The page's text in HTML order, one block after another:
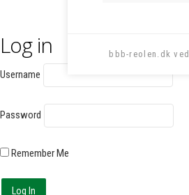
bbb-reolen.dk ved
Log in
Username
Password
Remember Me